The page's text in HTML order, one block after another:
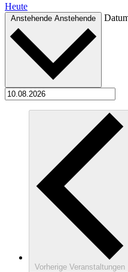
Heute
Anstehende Anstehende
Vorherige Veranstaltungen